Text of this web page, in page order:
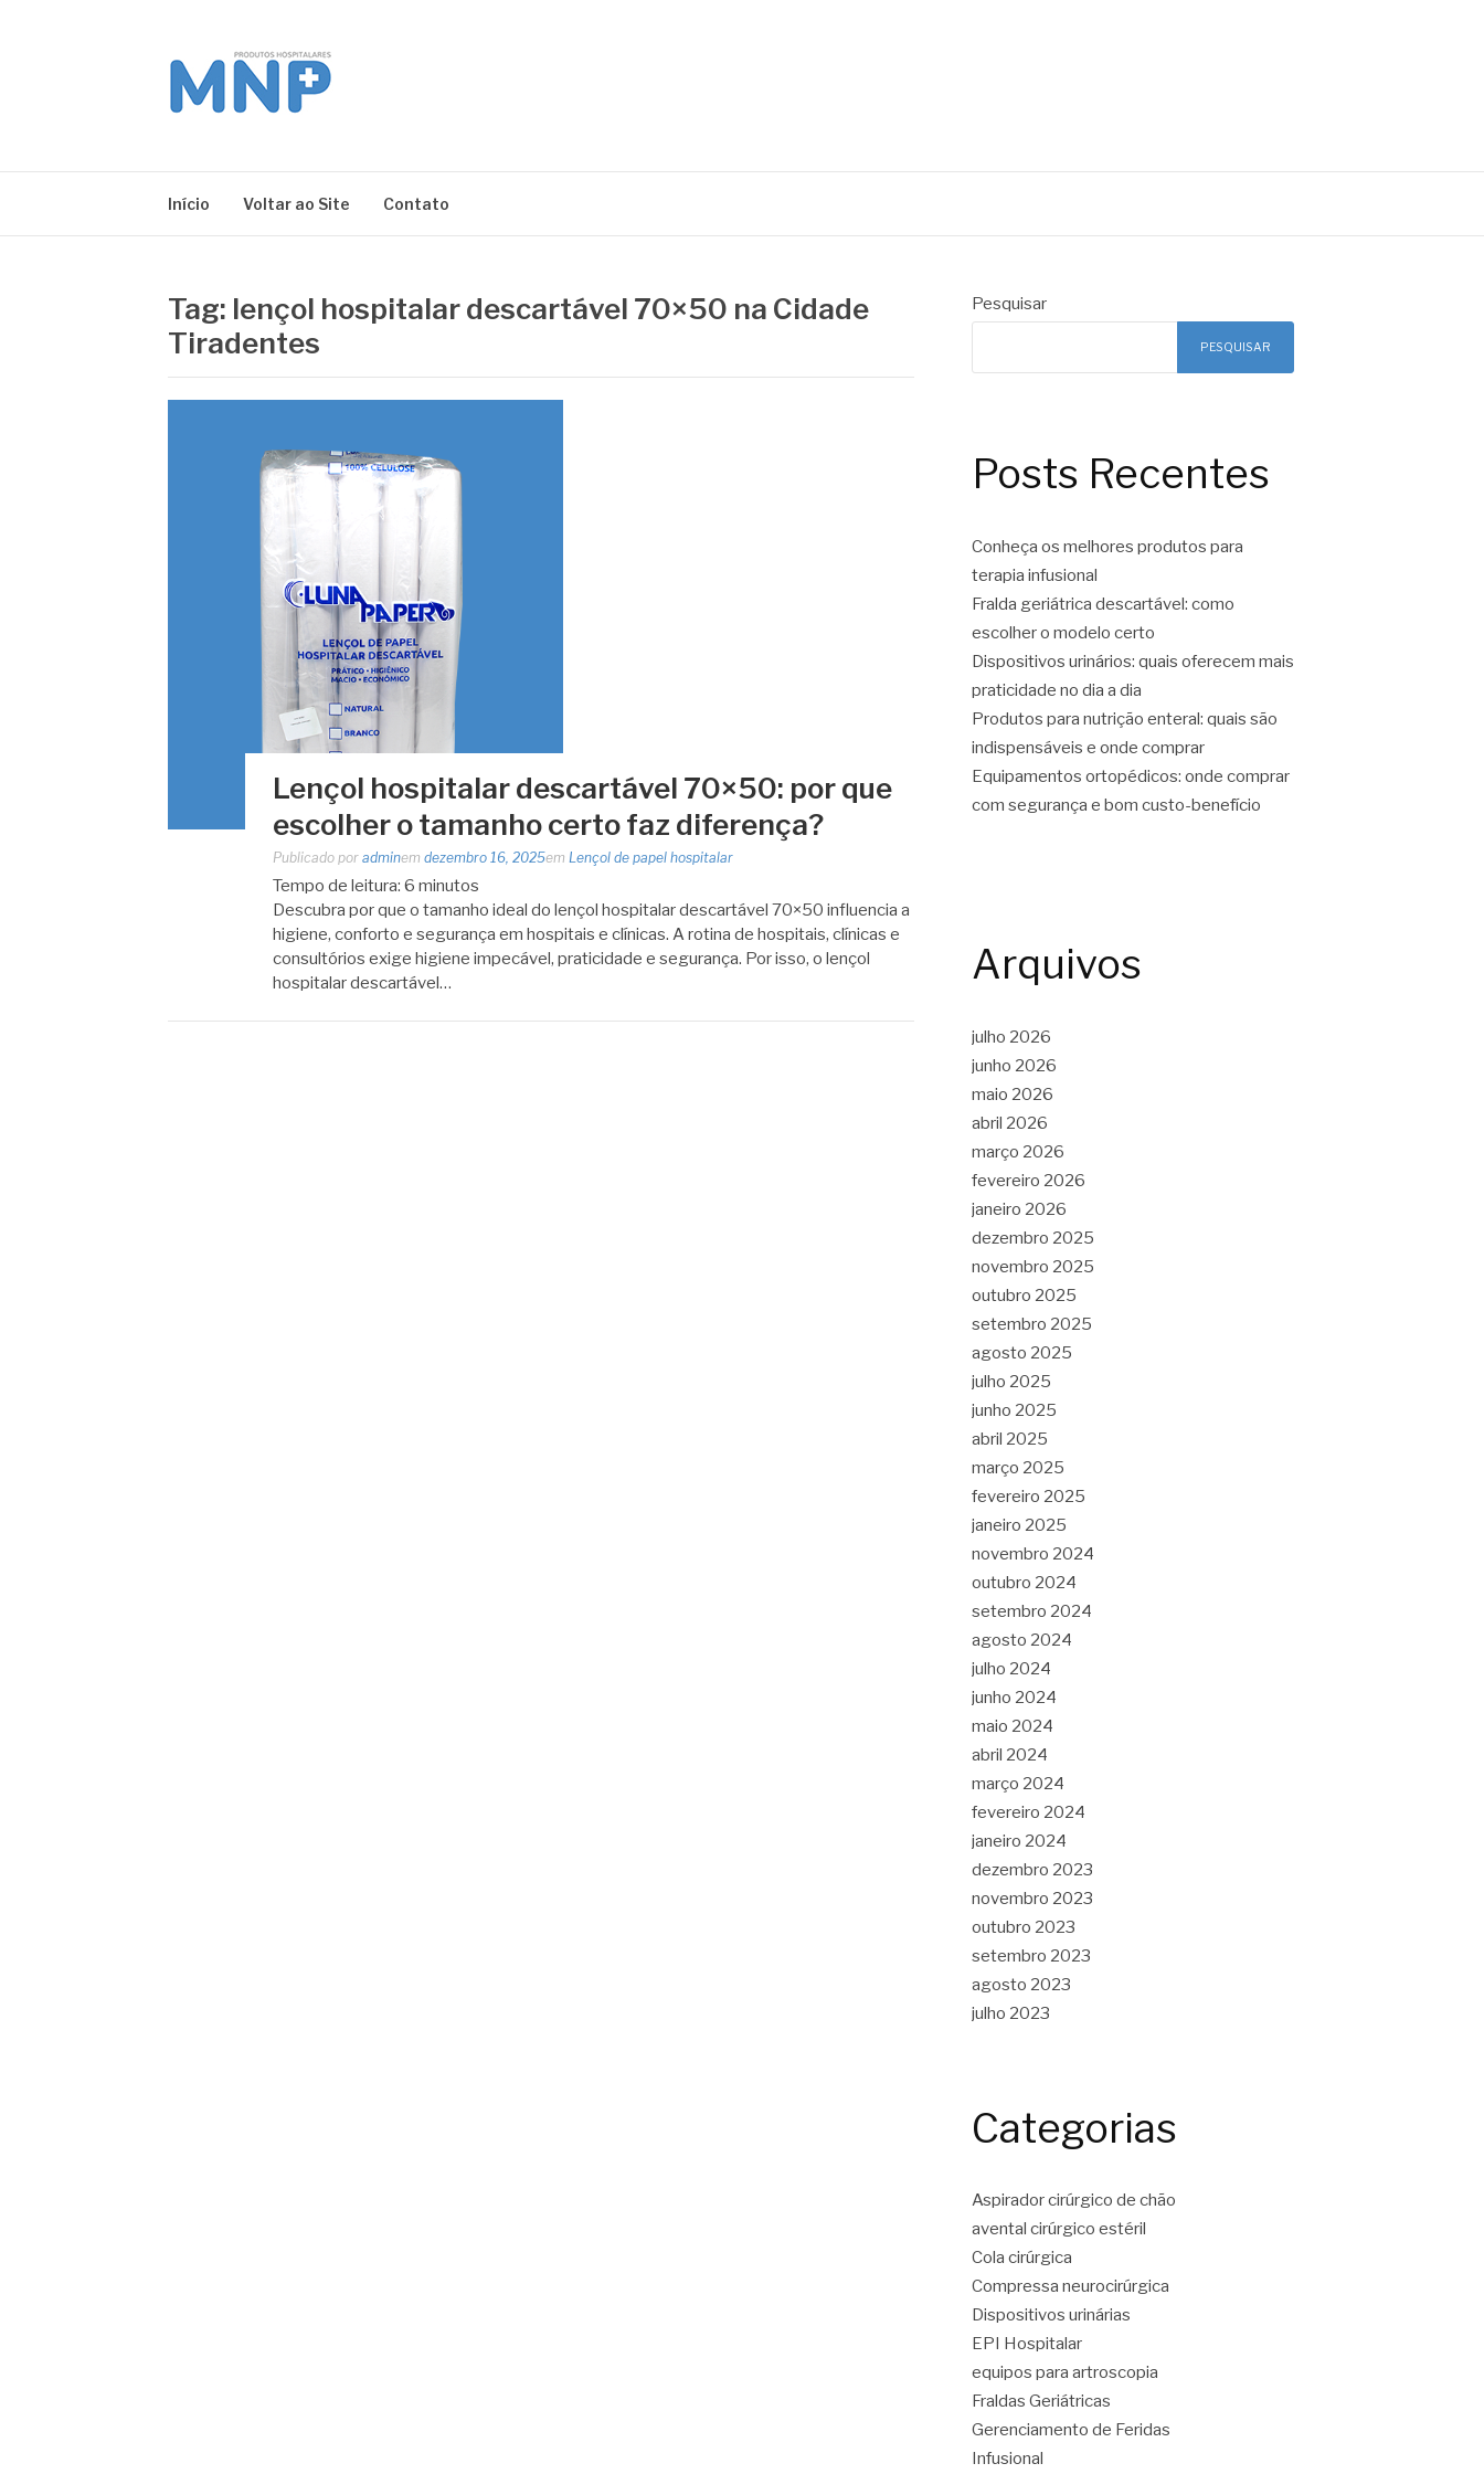
Início Voltar ao Site Contato
Tag: lençol hospitalar descartável 70×50 na Cidade
Tiradentes
Lençol hospitalar descartável 70×50: por que
escolher o tamanho certo faz diferença?
Publicado por adminem dezembro 16, 2025em Lençol de papel hospitalar
Tempo de leitura: 6 minutos
Descubra por que o tamanho ideal do lençol hospitalar descartável 70×50 influencia a
higiene, conforto e segurança em hospitais e clínicas. A rotina de hospitais, clínicas e
consultórios exige higiene impecável, praticidade e segurança. Por isso, o lençol
hospitalar descartável…
Pesquisar
PESQUISAR
Posts Recentes
Conheça os melhores produtos para
terapia infusional
Fralda geriátrica descartável: como
escolher o modelo certo
Dispositivos urinários: quais oferecem mais
praticidade no dia a dia
Produtos para nutrição enteral: quais são
indispensáveis e onde comprar
Equipamentos ortopédicos: onde comprar
com segurança e bom custo-benefício
Arquivos
julho 2026
junho 2026
maio 2026
abril 2026
março 2026
fevereiro 2026
janeiro 2026
dezembro 2025
novembro 2025
outubro 2025
setembro 2025
agosto 2025
julho 2025
junho 2025
abril 2025
março 2025
fevereiro 2025
janeiro 2025
novembro 2024
outubro 2024
setembro 2024
agosto 2024
julho 2024
junho 2024
maio 2024
abril 2024
março 2024
fevereiro 2024
janeiro 2024
dezembro 2023
novembro 2023
outubro 2023
setembro 2023
agosto 2023
julho 2023
Categorias
Aspirador cirúrgico de chão
avental cirúrgico estéril
Cola cirúrgica
Compressa neurocirúrgica
Dispositivos urinárias
EPI Hospitalar
equipos para artroscopia
Fraldas Geriátricas
Gerenciamento de Feridas
Infusional